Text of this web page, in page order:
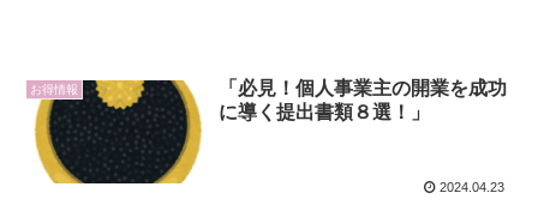
お得情報
「必見！個人事業主の開業を成功
に導く提出書類８選！」
2024.04.23